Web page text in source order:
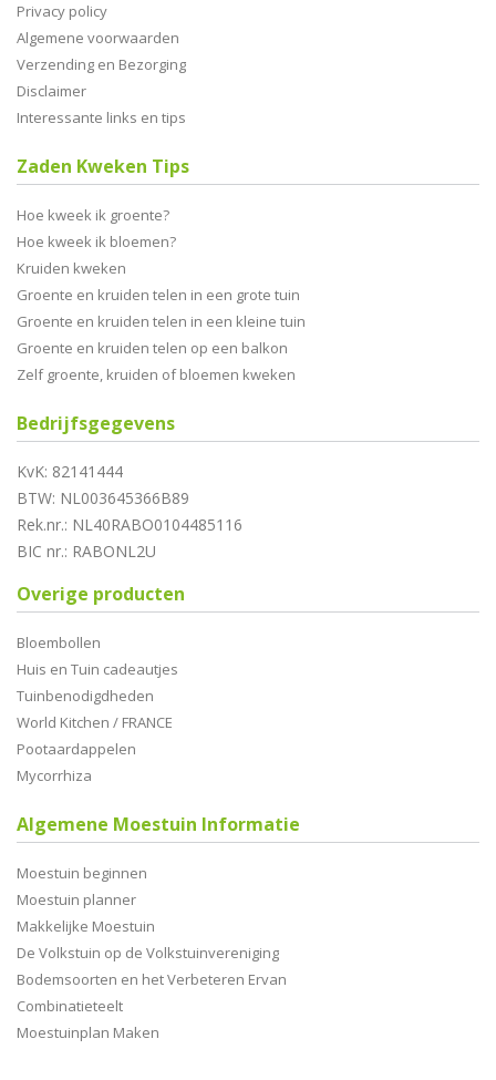
Privacy policy
Algemene voorwaarden
Verzending en Bezorging
Disclaimer
Interessante links en tips
Zaden Kweken Tips
Hoe kweek ik groente?
Hoe kweek ik bloemen?
Kruiden kweken
Groente en kruiden telen in een grote tuin
Groente en kruiden telen in een kleine tuin
Groente en kruiden telen op een balkon
Zelf groente, kruiden of bloemen kweken
Bedrijfsgegevens
KvK: 82141444
BTW: NL003645366B89
Rek.nr.: NL40RABO0104485116
BIC nr.: RABONL2U
Overige producten
Bloembollen
Huis en Tuin cadeautjes
Tuinbenodigdheden
World Kitchen / FRANCE
Pootaardappelen
Mycorrhiza
Algemene Moestuin Informatie
Moestuin beginnen
Moestuin planner
Makkelijke Moestuin
De Volkstuin op de Volkstuinvereniging
Bodemsoorten en het Verbeteren Ervan
Combinatieteelt
Moestuinplan Maken